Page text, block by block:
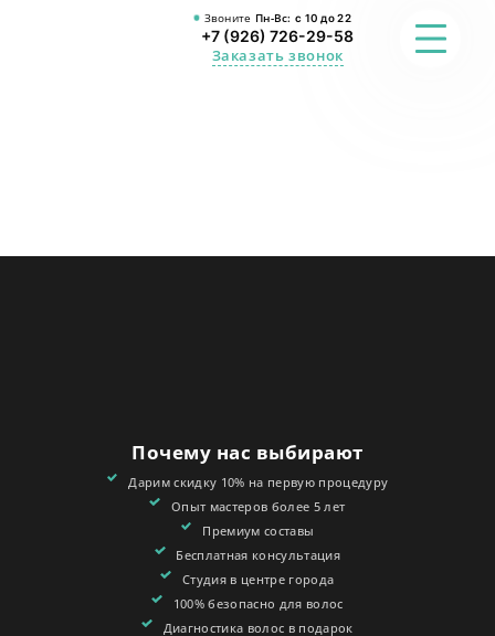
Звоните Пн-Вс:с 10 до 22
+7 (926) 726-29-58
Заказать звонок
КОНТАКТЫПочему нас выбирают
Дарим скидку 10% на первую процедуру
Опыт мастеров более 5 лет
Премиум составы
Бесплатная консультация
Студия в центре города
100% безопасно для волос
Диагностика волос в подарок